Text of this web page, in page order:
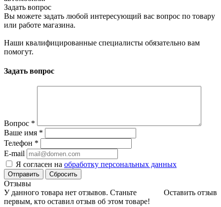
Задать вопрос
Вы можете задать любой интересующий вас вопрос по товару
или работе магазина.
Наши квалифицированные специалисты обязательно вам
помогут.
Задать вопрос
Вопрос *
Ваше имя *
Телефон *
E-mail
Я согласен на обработку персональных данных
Сбросить
Отзывы
Оставить отзыв
У данного товара нет отзывов. Станьте
первым, кто оставил отзыв об этом товаре!